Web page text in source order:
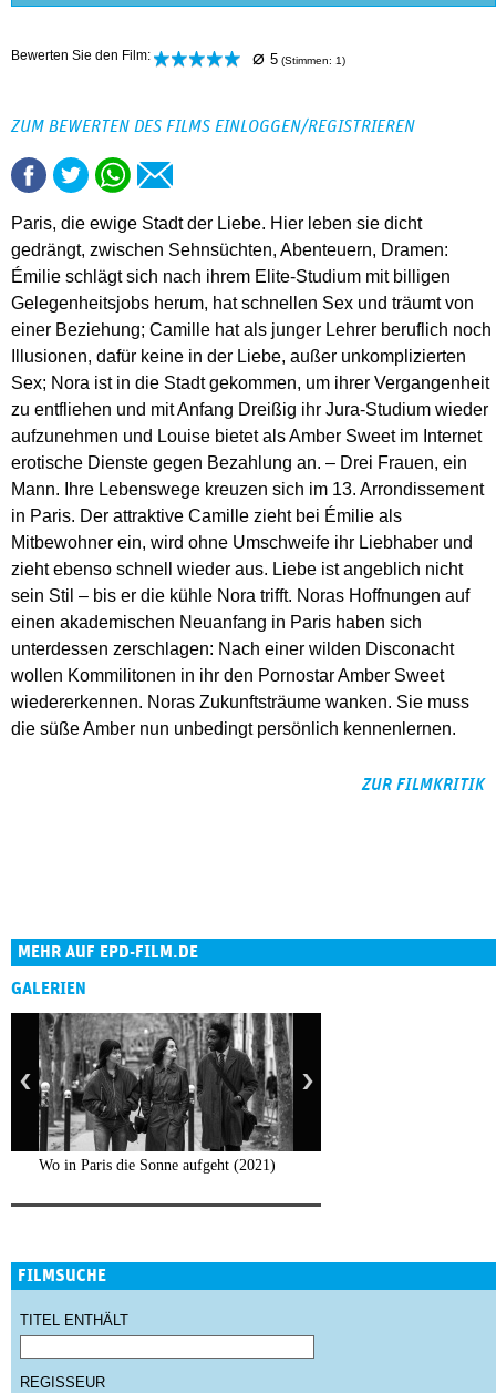
Bewerten Sie den Film: ⌀ 5 (Stimmen: 1)
ZUM BEWERTEN DES FILMS EINLOGGEN/REGISTRIEREN
Paris, die ewige Stadt der Liebe. Hier leben sie dicht
gedrängt, zwischen Sehnsüchten, Abenteuern, Dramen:
Émilie schlägt sich nach ihrem Elite-Studium mit billigen
Gelegenheitsjobs herum, hat schnellen Sex und träumt von
einer Beziehung; Camille hat als junger Lehrer beruflich noch
Illusionen, dafür keine in der Liebe, außer unkomplizierten
Sex; Nora ist in die Stadt gekommen, um ihrer Vergangenheit
zu entfliehen und mit Anfang Dreißig ihr Jura-Studium wieder
aufzunehmen und Louise bietet als Amber Sweet im Internet
erotische Dienste gegen Bezahlung an. – Drei Frauen, ein
Mann. Ihre Lebenswege kreuzen sich im 13. Arrondissement
in Paris. Der attraktive Camille zieht bei Émilie als
Mitbewohner ein, wird ohne Umschweife ihr Liebhaber und
zieht ebenso schnell wieder aus. Liebe ist angeblich nicht
sein Stil – bis er die kühle Nora trifft. Noras Hoffnungen auf
einen akademischen Neuanfang in Paris haben sich
unterdessen zerschlagen: Nach einer wilden Disconacht
wollen Kommilitonen in ihr den Pornostar Amber Sweet
wiedererkennen. Noras Zukunftsträume wanken. Sie muss
die süße Amber nun unbedingt persönlich kennenlernen.
ZUR FILMKRITIK
MEHR AUF EPD-FILM.DE
GALERIEN
Wo in Paris die Sonne aufgeht (2021)
FILMSUCHE
TITEL ENTHÄLT
REGISSEUR